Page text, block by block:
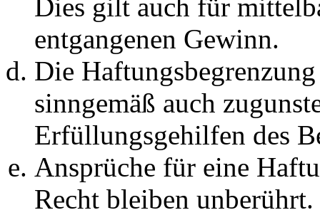
Dies gilt auch für
entgangenen Gewinn.
Die
sinngemäß auch
Erfüllungsgehilfen des
Ansprüche für eine
Recht bleiben unberührt.